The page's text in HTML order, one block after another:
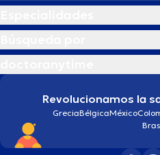
Revolucionamos la
GreciaBélgicaMéxico